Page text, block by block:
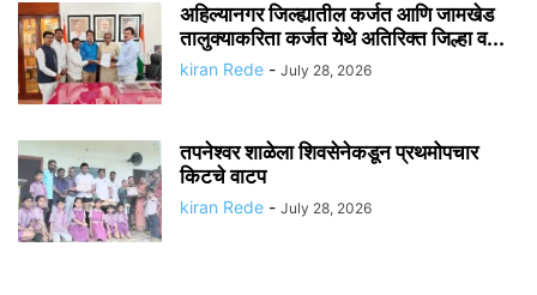
अहिल्यानगर जिल्ह्यातील कर्जत आणि जामखेड
तालुक्याकरिता कर्जत येथे अतिरिक्त जिल्हा व...
kiran Rede - July 28, 2026
तपनेश्वर शाळेला शिवसेनेकडून प्रथमोपचार
किटचे वाटप
kiran Rede - July 28, 2026